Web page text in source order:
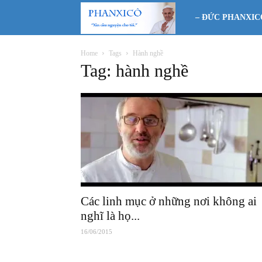
Phanxicô
– ĐỨC
Home Tags Hành nghề
Tag: hành nghề
Các linh mục ở những nơi không ai
nghĩ là họ...
16/06/2015